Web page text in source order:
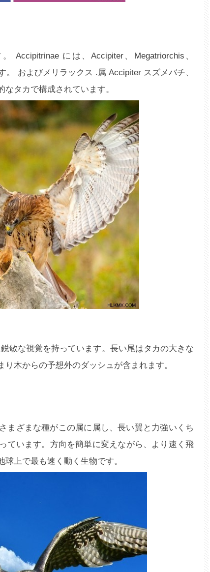
Accipitrinae には、Accipiter、Megatriorchis、
。 およびメリラックス .属 Accipiterスズメバチ、
タカで構成されています。
敏な視覚を持っています。長い尾はタカの大きな
木からの予想外のダッシュが含まれます。
まざまな種がこの属に属し、長い翼と力強いくち
ています。方向を簡単に変えながら、より速く飛
上で最も速く動く生物です。